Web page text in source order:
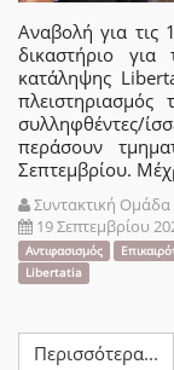
Αναβολή για
δικαστήριο
κατάληψης
συλληφθέντες/
περάσουν
Σεπτεμβρίου.
Συντακτική Ομάδα
19 Σεπτεμβρίου
Αντιφασισμός
Libertatia
Περισσότερα...